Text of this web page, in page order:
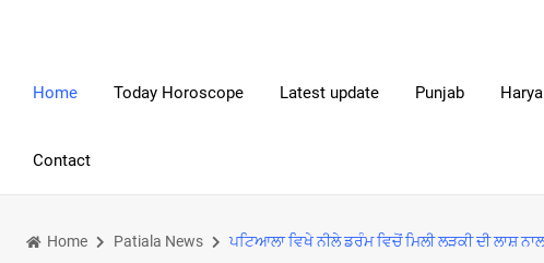
Home Today Horoscope Latest update Punjab
Contact
Home Patiala News ਪਟਿਆਲਾ ਵਿਖੇ ਨੀਲੇ ਡਰੰਮ ਵਿਚੋਂ ਮਿਲੀ ਲੜਕੀ ਦੀ ਲਾਸ਼